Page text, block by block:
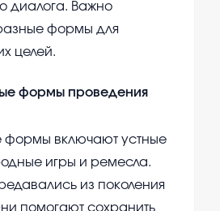
диалога. Важно
формы для
целей.
формы проведения
формы включают устные
игры и ремесла.
из поколения
помогают сохранить